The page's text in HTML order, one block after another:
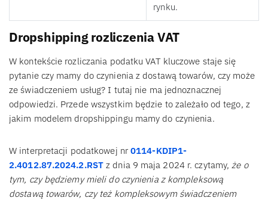
rynku.
Dropshipping rozliczenia VAT
W kontekście rozliczania podatku VAT kluczowe staje się
pytanie czy mamy do czynienia z dostawą towarów, czy może
ze świadczeniem usług? I tutaj nie ma jednoznacznej
odpowiedzi. Przede wszystkim będzie to zależało od tego, z
jakim modelem dropshippingu mamy do czynienia.
W interpretacji podatkowej nr0114-KDIP1-
2.4012.87.2024.2.RST z dnia 9 maja 2024 r. czytamy,że o
tym, czy będziemy mieli do czynienia z kompleksową
dostawą towarów, czy też kompleksowym świadczeniem